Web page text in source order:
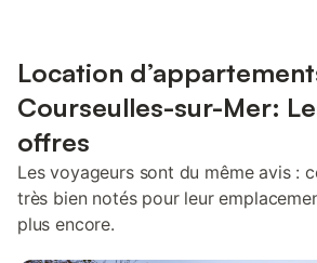
Location
Courseulles-sur-Mer:
offres
Les voyageurs sont du même avis :
très bien notés pour leur
plus encore.